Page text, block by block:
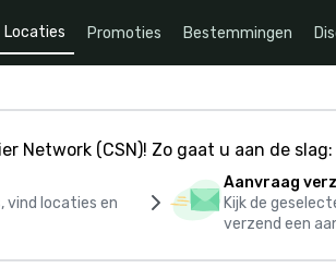
Locaties Promoties Bestemmingen
Network (CSN)! Zo gaat u aan de slag:
vind locaties en
Aanvraag
Kijk de
verzend een